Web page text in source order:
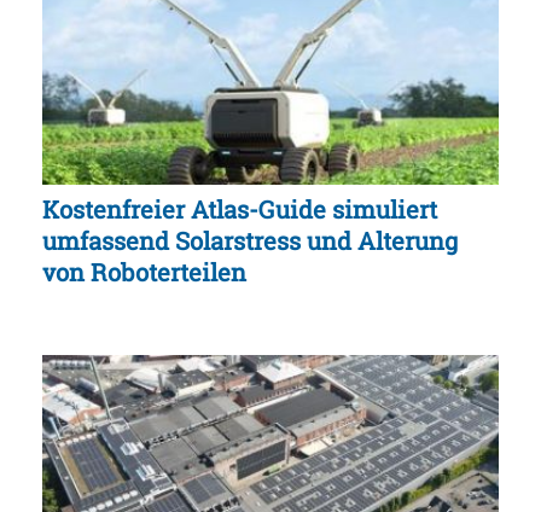
Kostenfreier Atlas-Guide simuliert
umfassend Solarstress und Alterung
von Roboterteilen